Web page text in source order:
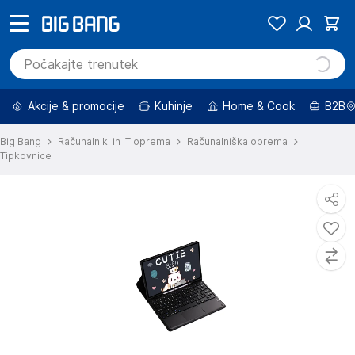
Akcije & promocije Kuhinje Home & Cook B2B
Big Bang Računalniki in IT oprema
Računalniška oprema
Tipkovnice